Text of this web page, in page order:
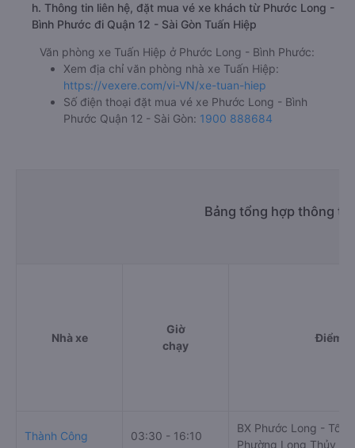
h. Thông tin liên hệ, đặt mua vé xe khách từ Phước Long -
Bình Phước đi Quận 12 - Sài Gòn Tuấn Hiệp
Văn phòng xe Tuấn Hiệp ở Phước Long - Bình Phước:
Xem địa chỉ văn phòng nhà xe Tuấn Hiệp:
https://vexere.com/vi-VN/xe-tuan-hiep
Số điện thoại đặt mua vé xe Phước Long - Bình
Phước Quận 12 - Sài Gòn: 1900 888684
Bảng tổng hợp thông
Nhà xe
Giờ
chạy
Điểm đi
Thành Công 03:30 - 16:10
BX Phước Long - Tổ
Phường Long Thủy